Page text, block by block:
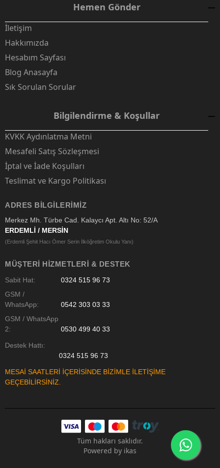
Hemen Gönder
İletişim
Hakkımızda
Hesabım Sayfası
Blog Anasayfa
Sık Sorulan Sorular
Bilgilendirme & Koşullar
KVKK Aydınlatma Metni
Mesafeli Satış Sözleşmesi
İptal ve İade Koşulları
Teslimat ve Kargo Politikası
ADRES BILGILERIMIZ
Merkez Mh. Türbe Cad. Kalaycı Apt. Altı No: 52/A
ERDEMLİ / MERSİN
(Erdemli Şehit Hacı Ömer Serin İlköğretim Okulu Yanı)
MÜŞTERI HIZMETLERI & DESTEK
Sabit Hat:
0324 515 96 73
GSM /
WhatsApp:
0542 303 03 33
GSM / WhatsApp
2:
0530 499 40 33
Destek Hattı:
0324 515 96 73
MESAİ SAATLERİ İÇERİSİNDE BİZİMLE İLETİŞİME
GEÇEBİLİRSİNİZ.
Tüm hakları saklıdır.
Powered by ikas